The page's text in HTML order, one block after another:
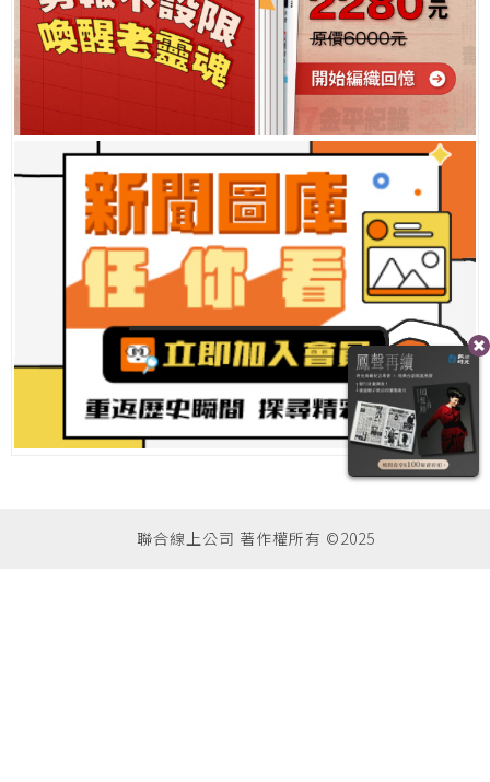
聯合線上公司 著作權所有 ©2025